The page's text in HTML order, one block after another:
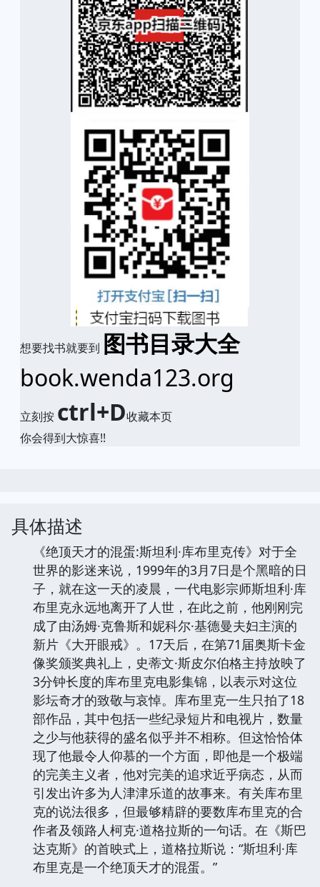
想要找书就要到 图书目录大全
book.wenda123.org
立刻按 ctrl+D收藏本页
你会得到大惊喜!!
具体描述
《绝顶天才的混蛋:斯坦利·库布里克传》对于全
世界的影迷来说，1999年的3月7日是个黑暗的日
子，就在这一天的凌晨，一代电影宗师斯坦利·库
布里克永远地离开了人世，在此之前，他刚刚完
成了由汤姆·克鲁斯和妮科尔·基德曼夫妇主演的
新片《大开眼戒》。17天后，在第71届奥斯卡金
像奖颁奖典礼上，史蒂文·斯皮尔伯格主持放映了
3分钟长度的库布里克电影集锦，以表示对这位
影坛奇才的致敬与哀悼。库布里克一生只拍了18
部作品，其中包括一些纪录短片和电视片，数量
之少与他获得的盛名似乎并不相称。但这恰恰体
现了他最令人仰慕的一个方面，即他是一个极端
的完美主义者，他对完美的追求近乎病态，从而
引发出许多为人津津乐道的故事来。有关库布里
克的说法很多，但最够精辟的要数库布里克的合
作者及领路人柯克·道格拉斯的一句话。在《斯巴
达克斯》的首映式上，道格拉斯说：“斯坦利·库
布里克是一个绝顶天才的混蛋。”